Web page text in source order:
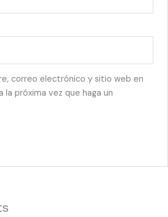
correo electrónico y sitio web en
la próxima vez que haga un